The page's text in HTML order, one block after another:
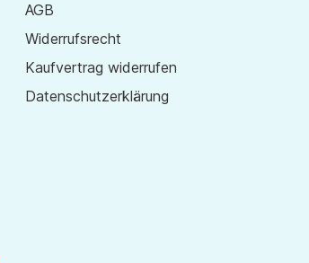
AGB
Widerrufsrecht
Kaufvertrag widerrufen
Datenschutzerklärung